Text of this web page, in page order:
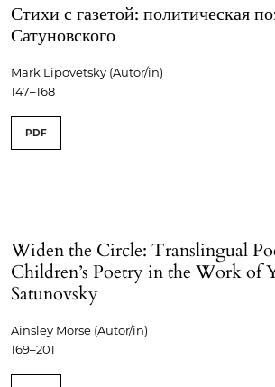
Стихи с газетой: политическая
Сатуновского
Mark Lipovetsky (Autor/in)
147–168
PDF
Widen the Circle: Translingual
Children’s Poetry in the Work of
Satunovsky
Ainsley Morse (Autor/in)
169–201